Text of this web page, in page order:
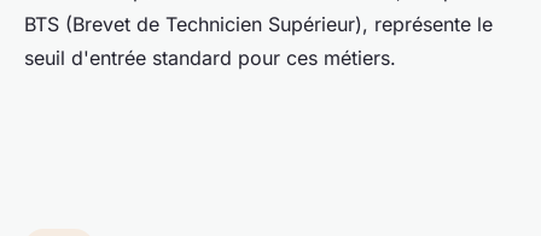
BTS (Brevet de Technicien Supérieur), représente le
seuil d'entrée standard pour ces métiers.